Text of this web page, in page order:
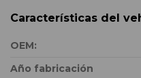
Características del
OEM:
Año fabricación